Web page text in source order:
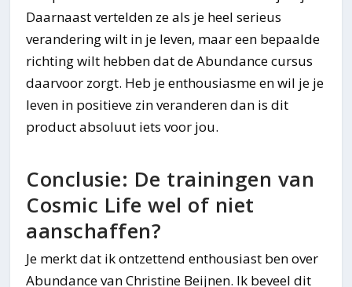
Daarnaast vertelden ze als je heel serieus
verandering wilt in je leven, maar een bepaalde
richting wilt hebben dat de Abundance cursus
daarvoor zorgt. Heb je enthousiasme en wil je je
leven in positieve zin veranderen dan is dit
product absoluut iets voor jou.
Conclusie: De trainingen van
Cosmic Life wel of niet
aanschaffen?
Je merkt dat ik ontzettend enthousiast ben over
Abundance van Christine Beijnen. Ik beveel dit